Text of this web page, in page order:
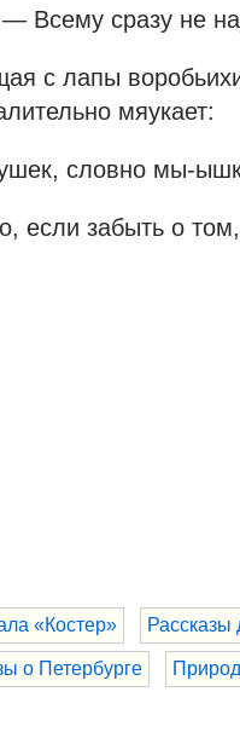
Всему сразу не
с лапы
мяукает:
словно мы-
если забыть о
«Костер» Рассказы
о Петербурге